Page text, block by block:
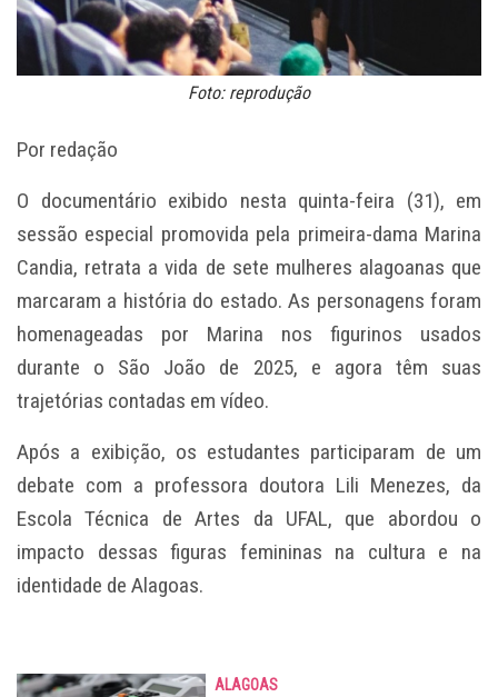
Foto: reprodução
Por redação
O documentário exibido nesta quinta-feira (31), em
sessão especial promovida pela primeira-dama Marina
Candia, retrata a vida de sete mulheres alagoanas que
marcaram a história do estado. As personagens foram
homenageadas por Marina nos figurinos usados
durante o São João de 2025, e agora têm suas
trajetórias contadas em vídeo.
Após a exibição, os estudantes participaram de um
debate com a professora doutora Lili Menezes, da
Escola Técnica de Artes da UFAL, que abordou o
impacto dessas figuras femininas na cultura e na
identidade de Alagoas.
ALAGOAS